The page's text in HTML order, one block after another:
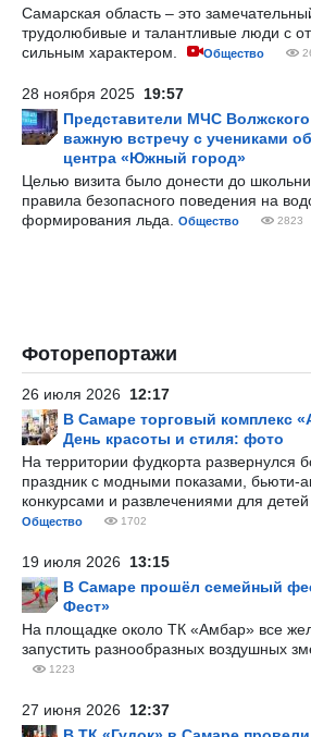
Самарская область – это
трудолюбивые и талантливые люди с
сильным характером.
Общество
28 ноября 2025 19:57
Представители МЧС
важную встречу с учениками
центра «Южный город»
Целью визита было донести до
правила безопасного поведения на
формирования льда.
Общество 2823
Фоторепортажи
26 июля 2026 12:17
В Самаре торговый комплекс
День красоты и стиля: фото
На территории фудкорта развернулся
праздник с модными показами, бьюти-
конкурсами и развлечениями для детей
Общество 1702
19 июля 2026 13:15
В Самаре прошёл семейный
Фест»
На площадке около ТК «Амбар» все
запустить разнообразных воздушных
1223
27 июня 2026 12:37